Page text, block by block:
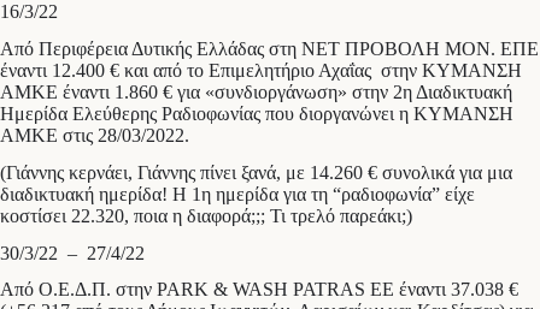
16/3/22
Από Περιφέρεια Δυτικής Ελλάδας στη ΝΕΤ ΠΡΟΒΟΛΗ ΜΟΝ. ΕΠΕ
έναντι 12.400 € και από το Επιμελητήριο Αχαΐας στην ΚΥΜΑΝΣΗ
ΑΜΚΕ έναντι 1.860 € για «συνδιοργάνωση» στην 2η Διαδικτυακή
Ημερίδα Ελεύθερης Ραδιοφωνίας που διοργανώνει η ΚΥΜΑΝΣΗ
ΑΜΚΕ στις 28/03/2022.
(Γιάννης κερνάει, Γιάννης πίνει ξανά, με 14.260 € συνολικά για μια
διαδικτυακή ημερίδα! Η 1η ημερίδα για τη “ραδιοφωνία” είχε
κοστίσει 22.320, ποια η διαφορά;;; Τι τρελό παρεάκι;)
30/3/22 – 27/4/22
Από Ο.Ε.Δ.Π. στην PARK & WASH PATRAS ΕΕ έναντι 37.038 €